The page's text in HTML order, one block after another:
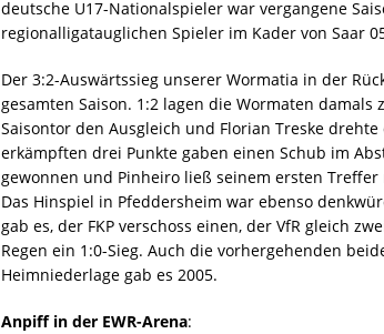
deutsche U17-Nationalspieler war vergangene
regionalligatauglichen Spieler im Kader von Saar
Der 3:2-Auswärtssieg unserer Wormatia in der
gesamten Saison. 1:2 lagen die Wormaten
Saisontor den Ausgleich und Florian Treske
erkämpften drei Punkte gaben einen Schub im
gewonnen und Pinheiro ließ seinem ersten
Das Hinspiel in Pfeddersheim war ebenso
gab es, der FKP verschoss einen, der VfR gleich
Regen ein 1:0-Sieg. Auch die vorhergehenden
Heimniederlage gab es 2005.
Anpiff in der EWR-Arena: